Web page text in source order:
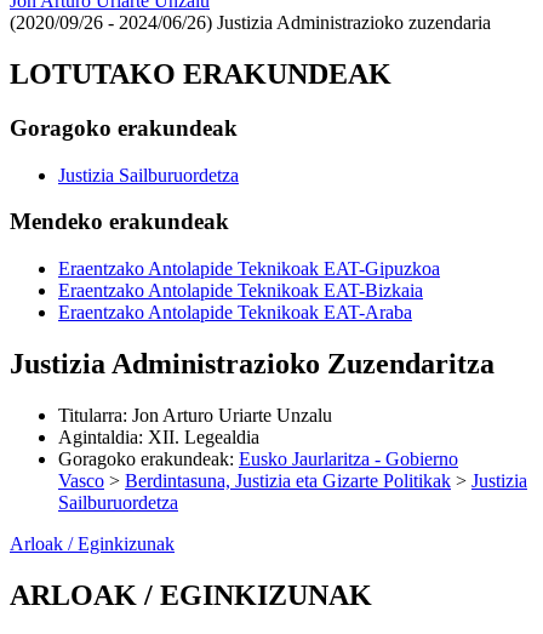
(2020/09/26 - 2024/06/26) Justizia Administrazioko zuzendaria
LOTUTAKO ERAKUNDEAK
Goragoko erakundeak
Justizia Sailburuordetza
Mendeko erakundeak
Eraentzako Antolapide Teknikoak EAT-Gipuzkoa
Eraentzako Antolapide Teknikoak EAT-Bizkaia
Eraentzako Antolapide Teknikoak EAT-Araba
Justizia Administrazioko Zuzendaritza
Titularra: Jon Arturo Uriarte Unzalu
Agintaldia: XII. Legealdia
Goragoko erakundeak: Eusko Jaurlaritza - Gobierno
Vasco > Berdintasuna, Justizia eta Gizarte Politikak > Justizia
Sailburuordetza
Arloak / Eginkizunak
ARLOAK / EGINKIZUNAK